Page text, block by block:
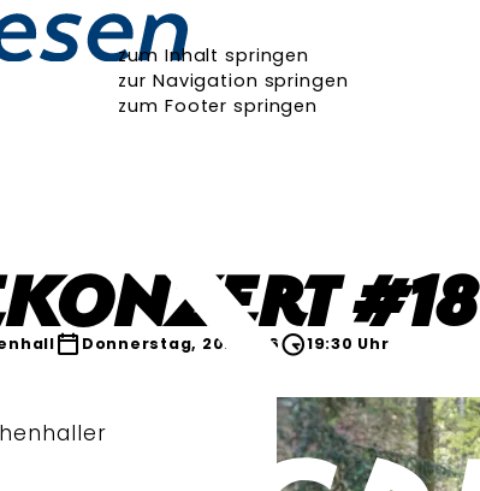
zum Inhalt springen
zur Navigation springen
zum Footer springen
#18
Donnerstag, 20.08.26 19:30 Uhr